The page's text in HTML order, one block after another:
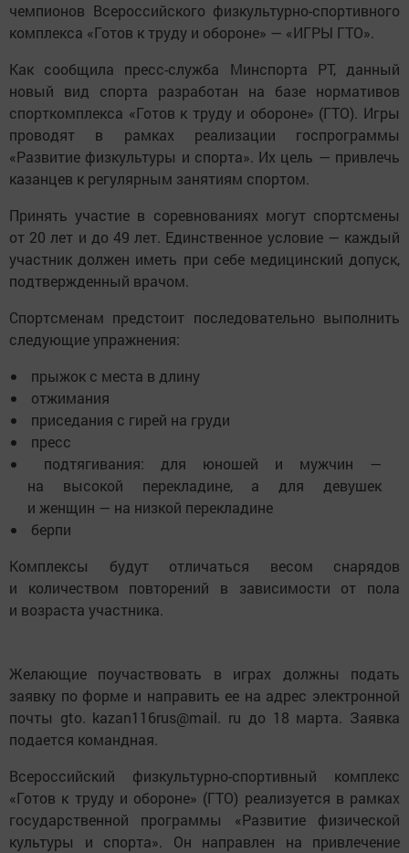
чемпионов Всероссийского физкультурно-спортивного
комплекса «Готов к труду и обороне» — «ИГРЫ ГТО».
Как сообщила пресс-служба Минспорта РТ, данный
новый вид спорта разработан на базе нормативов
спорткомплекса «Готов к труду и обороне» (ГТО). Игры
проводят в рамках реализации госпрограммы
«Развитие физкультуры и спорта». Их цель — привлечь
казанцев к регулярным занятиям спортом.
Принять участие в соревнованиях могут спортсмены
от 20 лет и до 49 лет. Единственное условие — каждый
участник должен иметь при себе медицинский допуск,
подтвержденный врачом.
Спортсменам предстоит последовательно выполнить
следующие упражнения:
прыжок с места в длину
отжимания
приседания с гирей на груди
пресс
подтягивания: для юношей и мужчин —
на высокой перекладине, а для девушек
и женщин — на низкой перекладине
берпи
Комплексы будут отличаться весом снарядов
и количеством повторений в зависимости от пола
и возраста участника.
Желающие поучаствовать в играх должны подать
заявку по форме и направить ее на адрес электронной
почты gto. kazan116rus@mail. ru до 18 марта. Заявка
подается командная.
Всероссийский физкультурно-спортивный комплекс
«Готов к труду и обороне» (ГТО) реализуется в рамках
государственной программы «Развитие физической
культуры и спорта». Он направлен на привлечение